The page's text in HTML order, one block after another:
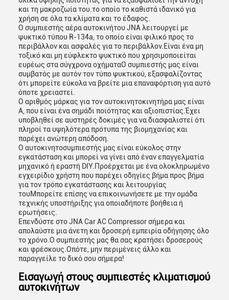
και τη μακροζωία του.το οποίο το καθιστά ιδανικό για
χρήση σε όλα τα κλίματα και το έδαφος.
Ο συμπιεστής αέρα αυτοκινήτου JNA λειτουργεί με
ψυκτικό τύπου R-134a, το οποίο είναι φιλικό προς το
περιβάλλον και ασφαλές για το περιβάλλον.Είναι ένα μη
τοξικό και μη εύφλεκτο ψυκτικό που χρησιμοποιείται
ευρέως στα σύγχρονα οχήματαΟ συμπιεστής μας είναι
συμβατός με αυτόν τον τύπο ψυκτικού, εξασφαλίζοντας
ότι μπορείτε εύκολα να βρείτε μια επαναφόρτιση για αυτό
όποτε χρειαστεί.
Ο αριθμός μάρκας για τον αυτοκινητοκινητήρα μας είναι
A, που είναι ένα σημάδι ποιότητας και αξιοπιστίας.Έχει
υποβληθεί σε αυστηρές δοκιμές για να διασφαλιστεί ότι
πληροί τα υψηλότερα πρότυπα της βιομηχανίας και
παρέχει ανώτερη απόδοση.
Ο αυτοκινητοσυμπιεστής μας είναι εύκολος στην
εγκατάσταση και μπορεί να γίνει από έναν επαγγελματία
μηχανικό ή εραστή DIY.Προέρχεται με ένα ολοκληρωμένο
εγχειρίδιο χρήστη που παρέχει οδηγίες βήμα προς βήμα
για τον τρόπο εγκατάστασης και λειτουργίας
τουΜπορείτε επίσης να επικοινωνήσετε με την ομάδα
τεχνικής υποστήριξης για οποιαδήποτε βοήθεια ή
ερωτήσεις.
Επενδύστε στο JNA Car AC Compressor σήμερα και
απολαύστε μια άνετη και δροσερή εμπειρία οδήγησης όλο
το χρόνο.Ο συμπιεστής μας θα σας κρατήσει δροσερούς
και φρέσκους.Οπότε, μην περιμένεις άλλο και
παραγγείλε το δικό σου σήμερα!
Εισαγωγή στους συμπιεστές κλιματισμού
αυτοκινήτων